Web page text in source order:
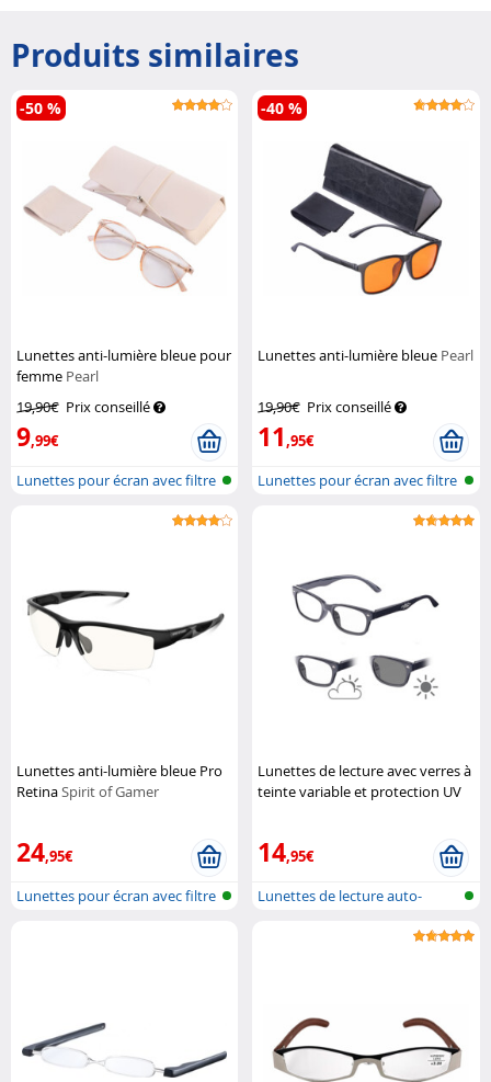
Produits similaires
Lunettes anti-lumière bleue pour
femme Pearl
19,90€ Prix conseillé
9,99€
-50 %
Lunettes pour écran avec filtre
Lunettes anti-lumière bleue Pearl
19,90€ Prix conseillé
11,95€
-40 %
Lunettes pour écran avec filtre
Lunettes anti-lumière bleue Pro
RetinaSpirit of Gamer
24,95€
Lunettes pour écran avec filtre
Lunettes de lecture avec verres à
teinte variable et protection UV
14,95€
Lunettes de lecture auto-